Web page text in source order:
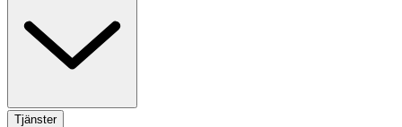
Tjänster